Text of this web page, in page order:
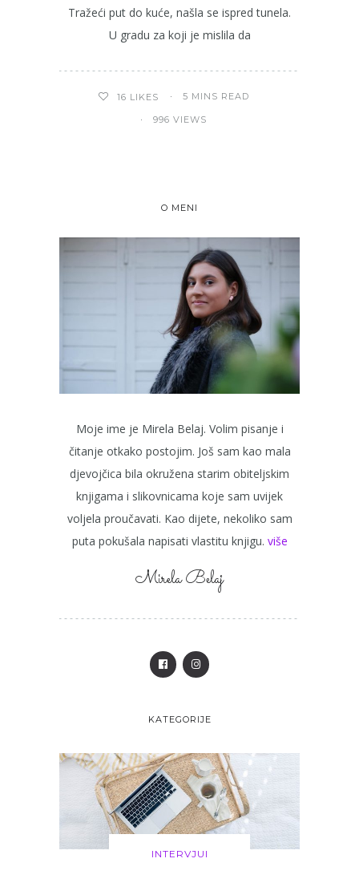
Tražeći put do kuće, našla se ispred tunela.
U gradu za koji je mislila da
16 LIKES 5 MINS READ
996 VIEWS
O MENI
Moje ime je Mirela Belaj. Volim pisanje i
čitanje otkako postojim. Još sam kao mala
djevojčica bila okružena starim obiteljskim
knjigama i slikovnicama koje sam uvijek
voljela proučavati. Kao dijete, nekoliko sam
puta pokušala napisati vlastitu knjigu. više
Mirela Belaj
KATEGORIJE
INTERVJUI